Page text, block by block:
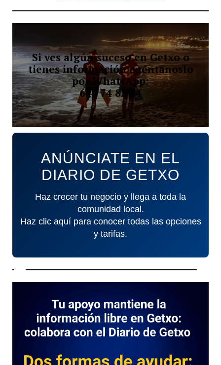
Si ves algún suceso en Getxo o
tienes información cuéntanoslo
por WhatsApp:
644 74 82 84
ANÚNCIATE EN EL
DIARIO DE GETXO
Haz crecer tu negocio y llega a toda la
comunidad local.
Haz clic aquí para conocer todas las opciones
y tarifas.